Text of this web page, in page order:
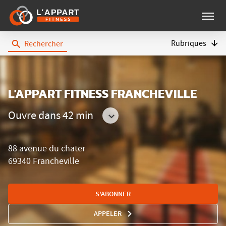
Menu
Rechercher
Rubriques
L'Appart
L'APPART FITNESS FRANCHEVILLE
Ouvre dans 42 min
Consulter
les
horaires
88 avenue du chater
69340 Francheville
S'ABONNER
APPELERAFFICHER